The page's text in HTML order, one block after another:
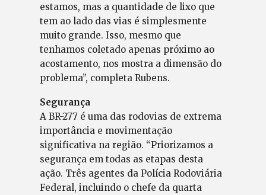
estamos, mas a quantidade de lixo que
tem ao lado das vias é simplesmente
muito grande. Isso, mesmo que
tenhamos coletado apenas próximo ao
acostamento, nos mostra a dimensão do
problema”, completa Rubens.
Segurança
A BR-277 é uma das rodovias de extrema
importância e movimentação
significativa na região. “Priorizamos a
segurança em todas as etapas desta
ação. Três agentes da Polícia Rodoviária
Federal, incluindo o chefe da quarta